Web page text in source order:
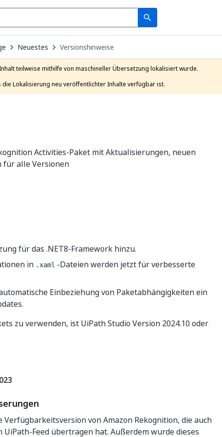
search
Search
Neuestes Versionshinweise
teilweise mithilfe von maschineller Übersetzung lokalisiert wurde.
die Lokalisierung neu veröffentlichter Inhalte verfügbar ist.
Activities-Paket mit Aktualisierungen, neuen
für alle Versionen
für das .NET8-Framework hinzu.
in .xaml -Dateien werden jetzt für verbesserte
Einbeziehung von Paketabhängigkeiten ein
zu verwenden, ist UiPath Studio Version 2024.10 oder
von Amazon Rekognition, die auch
Feed übertragen hat. Außerdem wurde dieses